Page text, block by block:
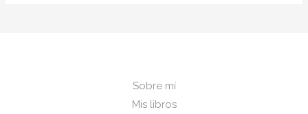
Sobre mí
Mis libros